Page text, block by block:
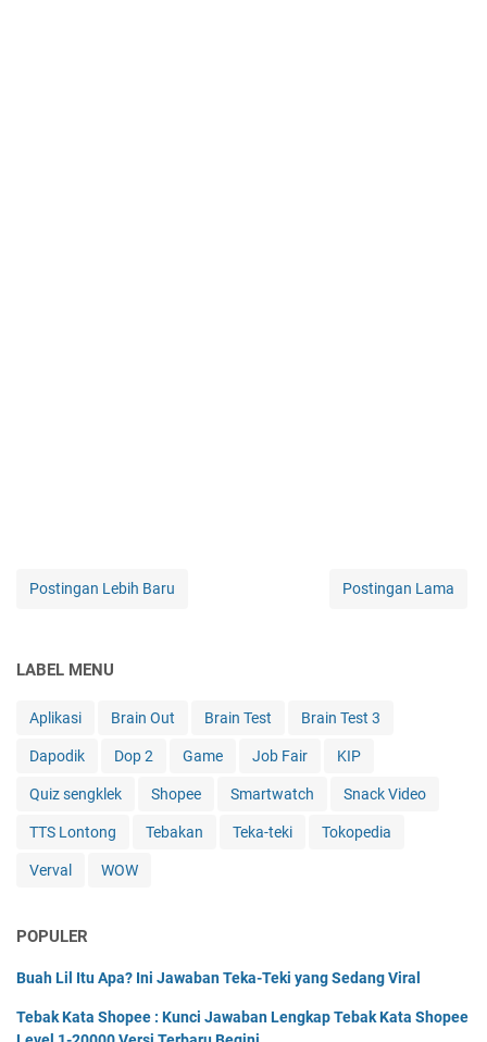
Postingan Lebih Baru Postingan Lama
LABEL MENU
Aplikasi Brain Out Brain Test Brain Test 3
Dapodik Dop 2 Game Job Fair KIP
Quiz sengklek Shopee Smartwatch Snack Video
TTS Lontong Tebakan Teka-teki Tokopedia
Verval WOW
POPULER
Buah Lil Itu Apa? Ini Jawaban Teka-Teki yang Sedang Viral
Tebak Kata Shopee : Kunci Jawaban Lengkap Tebak Kata Shopee